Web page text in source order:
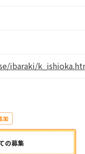
ibaraki/
の募集
加